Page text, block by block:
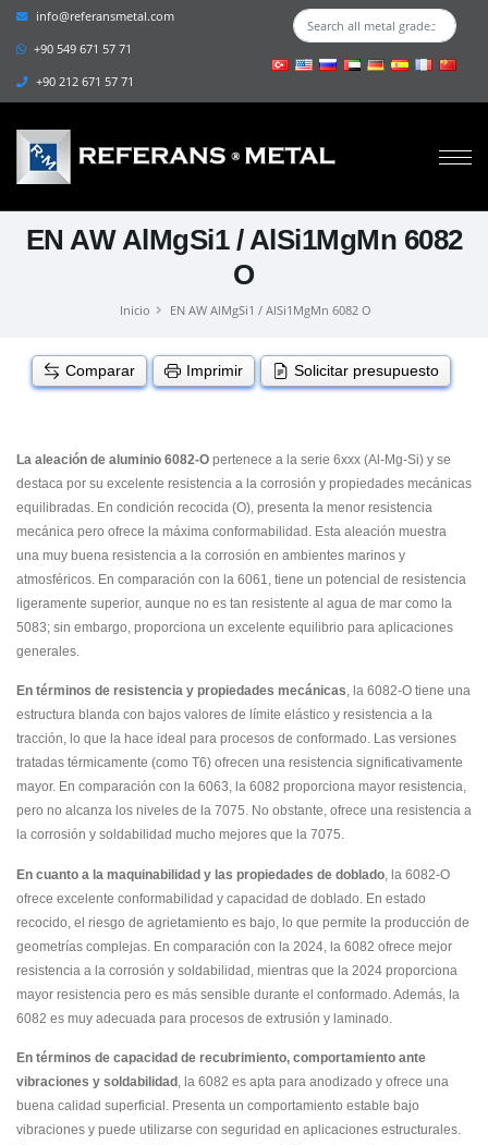
info@referansmetal.com
+90 549 671 57 71
+90 212 671 57 71
EN AW AlMgSi1 / AlSi1MgMn 6082
O
Inicio EN AW AlMgSi1 / AlSi1MgMn 6082 O
Comparar Imprimir Solicitar presupuesto
La aleación de aluminio 6082-O pertenece a la serie 6xxx (Al-Mg-Si) y se
destaca por su excelente resistencia a la corrosión y propiedades mecánicas
equilibradas. En condición recocida (O), presenta la menor resistencia
mecánica pero ofrece la máxima conformabilidad. Esta aleación muestra
una muy buena resistencia a la corrosión en ambientes marinos y
atmosféricos. En comparación con la 6061, tiene un potencial de resistencia
ligeramente superior, aunque no es tan resistente al agua de mar como la
5083; sin embargo, proporciona un excelente equilibrio para aplicaciones
generales.
En términos de resistencia y propiedades mecánicas, la 6082-O tiene una
estructura blanda con bajos valores de límite elástico y resistencia a la
tracción, lo que la hace ideal para procesos de conformado. Las versiones
tratadas térmicamente (como T6) ofrecen una resistencia significativamente
mayor. En comparación con la 6063, la 6082 proporciona mayor resistencia,
pero no alcanza los niveles de la 7075. No obstante, ofrece una resistencia a
la corrosión y soldabilidad mucho mejores que la 7075.
En cuanto a la maquinabilidad y las propiedades de doblado , la 6082-O
ofrece excelente conformabilidad y capacidad de doblado. En estado
recocido, el riesgo de agrietamiento es bajo, lo que permite la producción de
geometrías complejas. En comparación con la 2024, la 6082 ofrece mejor
resistencia a la corrosión y soldabilidad, mientras que la 2024 proporciona
mayor resistencia pero es más sensible durante el conformado. Además, la
6082 es muy adecuada para procesos de extrusión y laminado.
En términos de capacidad de recubrimiento, comportamiento ante
vibraciones y soldabilidad , la 6082 es apta para anodizado y ofrece una
buena calidad superficial. Presenta un comportamiento estable bajo
vibraciones y puede utilizarse con seguridad en aplicaciones estructurales.